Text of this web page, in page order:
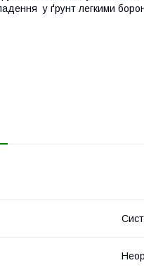
у ґрунт легкими